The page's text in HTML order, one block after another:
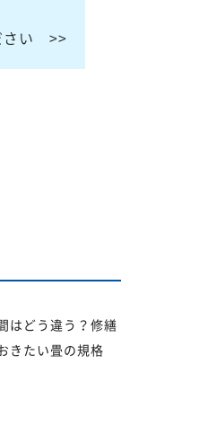
さい >>
はどう違う？修繕
きたい畳の規格